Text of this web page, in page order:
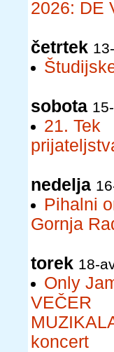
2026: DE
četrtek
sobota
21. Tek
nedelja
Pihalni
Gornja
torek 18-
Only
VEČER
koncert